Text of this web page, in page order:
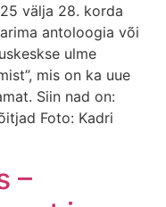
välja 28. korda
antoloogia või
ulme
mis on ka uue
Siin nad on:
Foto: Kadri
–